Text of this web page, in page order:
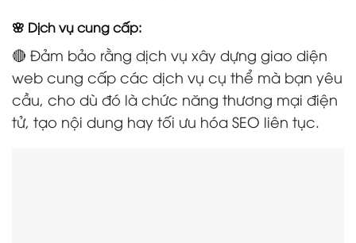
🌸 Dịch vụ cung cấp:
🔴 Đảm bảo rằng dịch vụ xây dựng giao diện
web cung cấp các dịch vụ cụ thể mà bạn yêu
cầu, cho dù đó là chức năng thương mại điện
tử, tạo nội dung hay tối ưu hóa SEO liên tục.